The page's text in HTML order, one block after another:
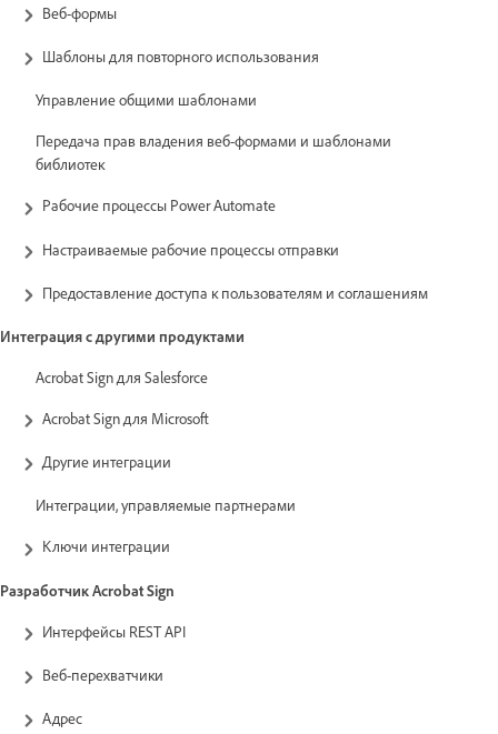
Веб-формы
Шаблоны для повторного использования
Управление общими шаблонами
Передача прав владения веб-формами и шаблонами
библиотек
Рабочие процессы Power Automate
Настраиваемые рабочие процессы отправки
Предоставление доступа к пользователям и соглашениям
Интеграция с другими продуктами
Acrobat Sign для Salesforce
Acrobat Sign для Microsoft
Другие интеграции
Интеграции, управляемые партнерами
Ключи интеграции
Разработчик Acrobat Sign
Интерфейсы REST API
Веб-перехватчики
Адрес